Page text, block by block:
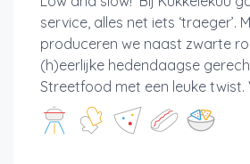
service, alles net iets ‘traeger’.
produceren we naast zwarte
(h)eerlijke hedendaagse
Streetfood met een leuke twist.